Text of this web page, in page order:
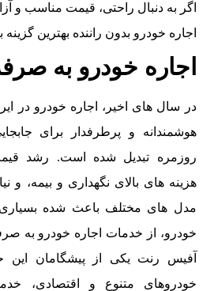
اگر به دنبال راحتی، قیمت مناسب و
اجاره خودرو بدون راننده بهترین
اجاره خودرو به
در سال های اخیر، اجاره خودرو در
هوشمندانه و پرطرفدار برای
روزمره تبدیل شده است. رشد
هزینه های بالای نگهداری و بیمه، و
مدل های مختلف باعث شده بسیاری
خودرو، از خدمات اجاره خودرو به
آفیس رنت یکی از پیشگامان این
خودروهای متنوع و اقتصادی،